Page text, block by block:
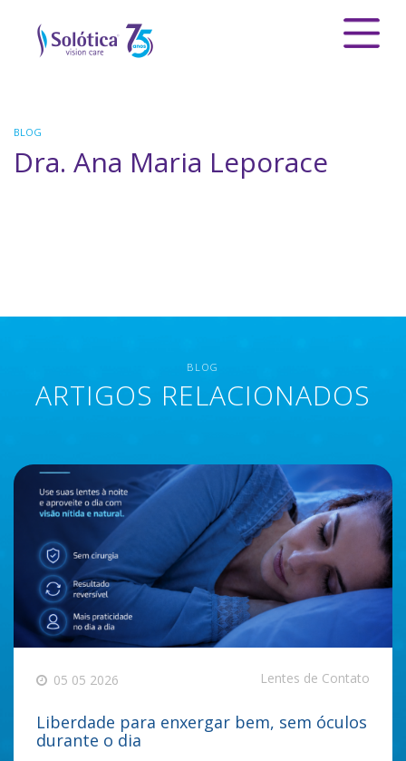
BLOG
Dra. Ana Maria Leporace
BLOG
ARTIGOS RELACIONADOS
05 05 2026 Lentes de Contato
Liberdade para enxergar bem, sem óculos
durante o dia